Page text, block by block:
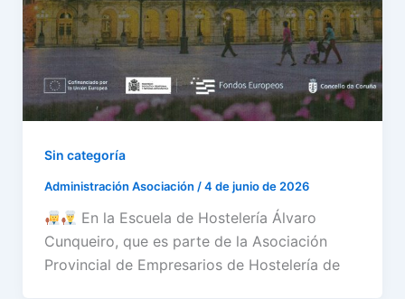
Sin categoría
Administración Asociación /4 de junio de 2026
En la Escuela de Hostelería Álvaro
Cunqueiro, que es parte de la Asociación
Provincial de Empresarios de Hostelería de